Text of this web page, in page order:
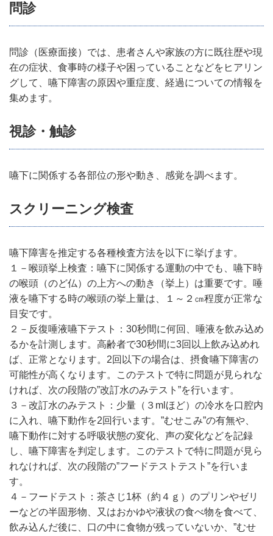
問診
問診（医療面接）では、患者さんや家族の方に既往歴や現
在の症状、食事時の様子や困っていることなどをヒアリン
グして、嚥下障害の原因や重症度、経過についての情報を
集めます。
視診・触診
嚥下に関係する各部位の形や動き、感覚を調べます。
スクリーニング検査
嚥下障害を推定する各種検査方法を以下に挙げます。
１－喉頭挙上検査：嚥下に関係する運動の中でも、嚥下時
の喉頭（のど仏）の上方への動き（挙上）は重要です。唾
液を嚥下する時の喉頭の挙上量は、１～２㎝程度が正常な
目安です。
２－反復唾液嚥下テスト：30秒間に何回、唾液を飲み込め
るかを計測します。高齢者で30秒間に3回以上飲み込めれ
ば、正常となります。2回以下の場合は、摂食嚥下障害の
可能性が高くなります。このテストで特に問題が見られな
ければ、次の段階の”改訂水のみテスト”を行います。
３－改訂水のみテスト：少量（３mlほど）の冷水を口腔内
に入れ、嚥下動作を2回行います。”むせこみ”の有無や、
嚥下動作に対する呼吸状態の変化、声の変化などを記録
し、嚥下障害を判定します。このテストで特に問題が見ら
れなければ、次の段階の”フードテストテスト”を行いま
す。
４－フードテスト：茶さじ1杯（約４ｇ）のプリンやゼリ
ーなどの半固形物、又はおかゆや液状の食べ物を食べて、
飲み込んだ後に、口の中に食物が残っていないか、”むせ